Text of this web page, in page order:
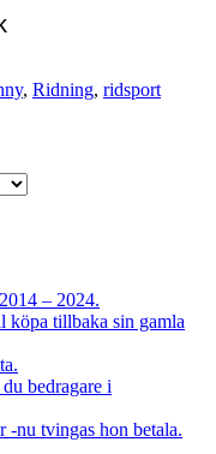
, Ridning, ridsport
– 2024.
köpa tillbaka sin gamla
bedragare i
-nu tvingas hon betala.